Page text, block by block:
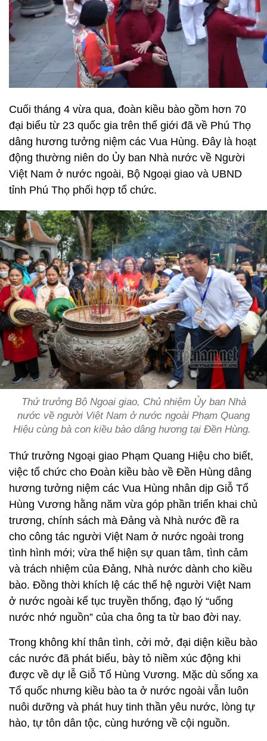
Cuối tháng 4 vừa qua, đoàn kiều bào gồm hơn 70
đại biểu từ 23 quốc gia trên thế giới đã về Phú Thọ
dâng hương tưởng niệm các Vua Hùng. Đây là hoạt
động thường niên do Ủy ban Nhà nước về Người
Việt Nam ở nước ngoài, Bộ Ngoại giao và UBND
tỉnh Phú Thọ phối hợp tổ chức.
Thứ trưởng Bộ Ngoại giao, Chủ nhiệm Ủy ban Nhà
nước về người Việt Nam ở nước ngoài Phạm Quang
Hiệu cùng bà con kiều bào dâng hương tại Đền Hùng.
Thứ trưởng Ngoại giao Phạm Quang Hiệu cho biết,
việc tổ chức cho Đoàn kiều bào về Đền Hùng dâng
hương tưởng niệm các Vua Hùng nhân dịp Giỗ Tổ
Hùng Vương hằng năm vừa góp phần triển khai chủ
trương, chính sách mà Đảng và Nhà nước đề ra
cho công tác người Việt Nam ở nước ngoài trong
tình hình mới; vừa thể hiện sự quan tâm, tình cảm
và trách nhiệm của Đảng, Nhà nước dành cho kiều
bào. Đồng thời khích lệ các thế hệ người Việt Nam
ở nước ngoài kế tục truyền thống, đạo lý “uống
nước nhớ nguồn” của cha ông ta từ bao đời nay.
Trong không khí thân tình, cởi mở, đại diện kiều bào
các nước đã phát biểu, bày tỏ niềm xúc động khi
được về dự lễ Giỗ Tổ Hùng Vương. Mặc dù sống xa
Tổ quốc nhưng kiều bào ta ở nước ngoài vẫn luôn
nuôi dưỡng và phát huy tinh thần yêu nước, lòng tự
hào, tự tôn dân tộc, cùng hướng về cội nguồn.